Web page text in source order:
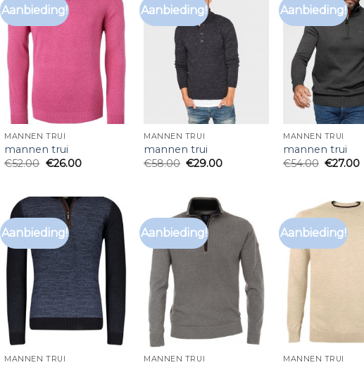
Aanbieding!
MANNEN TRUI
mannen trui
€52.00 €26.00
Aanbieding!
MANNEN TRUI
mannen trui
€58.00 €29.00
Aanbieding!
MANNEN TRUI
mannen trui
€54.00 €27.00
Aanbieding!
MANNEN TRUI
Aanbieding!
MANNEN TRUI
Aanbieding!
MANNEN TRUI